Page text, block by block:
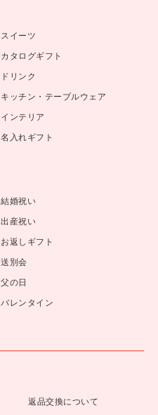
スイーツ
カタログギフト
ドリンク
キッチン・テーブルウェア
インテリア
名入れギフト
結婚祝い
出産祝い
お返しギフト
送別会
父の日
バレンタイン
返品交換について